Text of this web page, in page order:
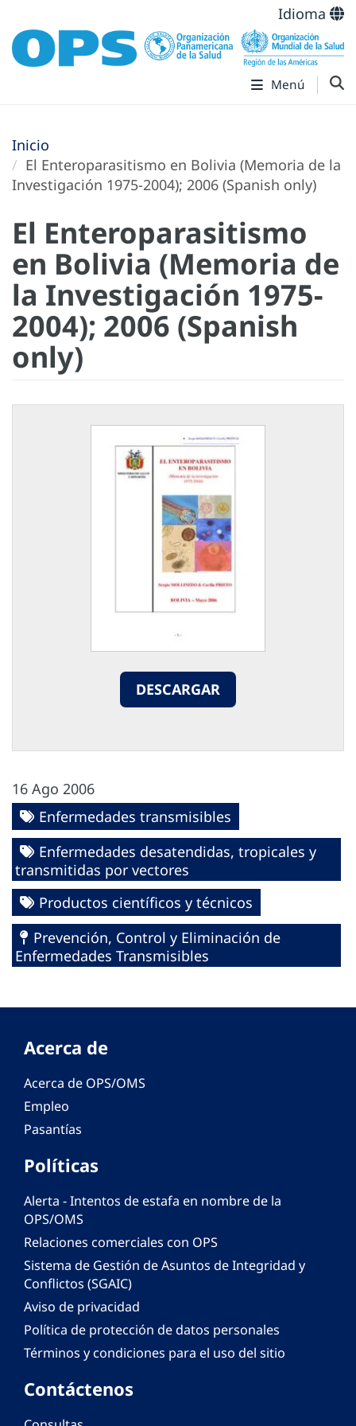
Idioma
Menú
Inicio
El Enteroparasitismo en Bolivia (Memoria de la
Investigación 1975-2004); 2006 (Spanish only)
El Enteroparasitismo
en Bolivia (Memoria de
la Investigación 1975-
2004); 2006 (Spanish
only)
DESCARGAR
16 Ago 2006
Enfermedades transmisibles
Enfermedades desatendidas, tropicales y
transmitidas por vectores
Productos científicos y técnicos
Prevención, Control y Eliminación de
Enfermedades Transmisibles
Acerca de
Acerca de OPS/OMS
Empleo
Pasantías
Políticas
Alerta - Intentos de estafa en nombre de la
OPS/OMS
Relaciones comerciales con OPS
Sistema de Gestión de Asuntos de Integridad y
Conflictos (SGAIC)
Aviso de privacidad
Política de protección de datos personales
Términos y condiciones para el uso del sitio
Contáctenos